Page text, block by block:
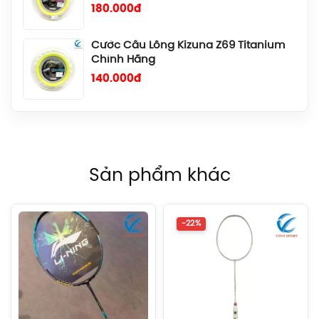
180.000đ
Cước Cầu Lông Kizuna Z69 Titanium
Chính Hãng
140.000đ
Balo Cầu Lông Yonex BA52512
1.690.000đ
Balo Cầu Lông Yonex BA52512
(Black/Blue) Chính Hãng
1.690.000đ
Sản phẩm khác
-22%